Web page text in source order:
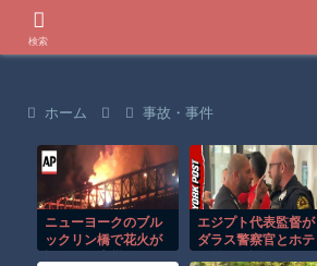
ホーム 事故・事件
ニューヨークのブル
ックリン橋で花火が
エジプト代表監督が
ダラス警察官とホテ
検索